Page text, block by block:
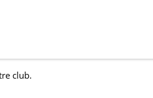
club.